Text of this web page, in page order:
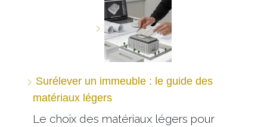
Surélever un immeuble : le guide des
matériaux légers
Le choix des matériaux légers pour